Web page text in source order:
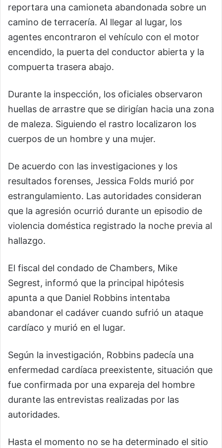
reportara una camioneta abandonada sobre un
camino de terracería. Al llegar al lugar, los
agentes encontraron el vehículo con el motor
encendido, la puerta del conductor abierta y la
compuerta trasera abajo.
Durante la inspección, los oficiales observaron
huellas de arrastre que se dirigían hacia una zona
de maleza. Siguiendo el rastro localizaron los
cuerpos de un hombre y una mujer.
De acuerdo con las investigaciones y los
resultados forenses, Jessica Folds murió por
estrangulamiento. Las autoridades consideran
que la agresión ocurrió durante un episodio de
violencia doméstica registrado la noche previa al
hallazgo.
El fiscal del condado de Chambers, Mike
Segrest, informó que la principal hipótesis
apunta a que Daniel Robbins intentaba
abandonar el cadáver cuando sufrió un ataque
cardíaco y murió en el lugar.
Según la investigación, Robbins padecía una
enfermedad cardíaca preexistente, situación que
fue confirmada por una expareja del hombre
durante las entrevistas realizadas por las
autoridades.
Hasta el momento no se ha determinado el sitio